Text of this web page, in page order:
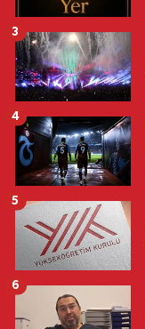
3
4
5
6